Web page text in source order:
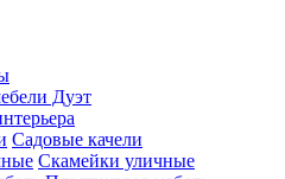
Дуэт
Садовые качели
Скамейки уличные